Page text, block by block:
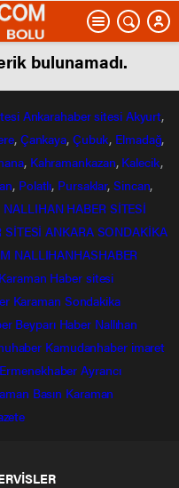
bulunamadı.
Ankarahabersitesi Akyurt,
, Çankaya, Çubuk, Elmadağ,
, Kahramankazan, Kalecik,
, Polatlı, Pursaklar,Sincan,
NALLIHAN HABER SİTESİ
SİTESİ ANKARA SONDAKİKA
NALLIHANHASHABER
Karaman Haber sitesi
Karaman Sondakika
Beyparı Haber Nallıhan
Kamudanhaber imaret
Ermenekhaber Ayrancı
Basın Karaman